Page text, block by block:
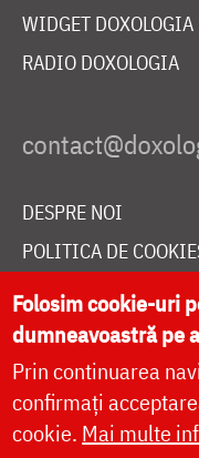
WIDGET DOXOLOGIA
RADIO DOXOLOGIA
DESPRE NOI
POLITICA DE
DONEAZĂ ONLINE
LIVE
Folosim cookie-uri
dumneavoastră pe
Prin continuarea
confirmați
cookie. Mai multe